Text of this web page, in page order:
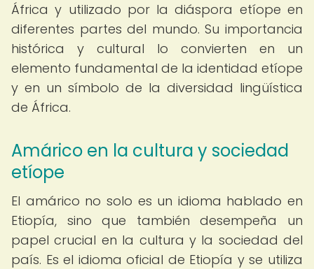
África y utilizado por la diáspora etíope en
diferentes partes del mundo. Su importancia
histórica y cultural lo convierten en un
elemento fundamental de la identidad etíope
y en un símbolo de la diversidad lingüística
de África.
Amárico en la cultura y sociedad
etíope
El amárico no solo es un idioma hablado en
Etiopía, sino que también desempeña un
papel crucial en la cultura y la sociedad del
país. Es el idioma oficial de Etiopía y se utiliza